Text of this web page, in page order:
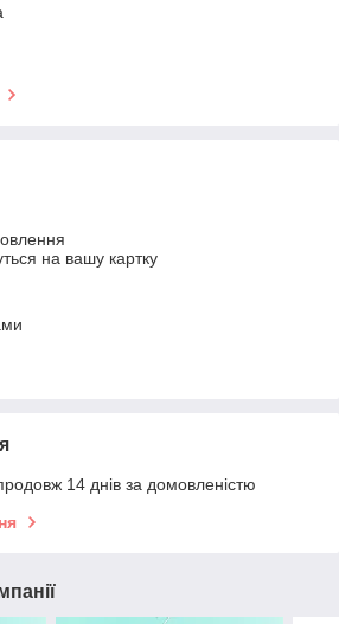
на вашу картку
14 днів за домовленістю